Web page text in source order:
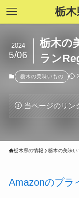
栃
栃木の
ラン
2024
5/06
栃木の美味いもの
当ページのリン
栃木県の情報 栃木の美味い
Amazonのプラ